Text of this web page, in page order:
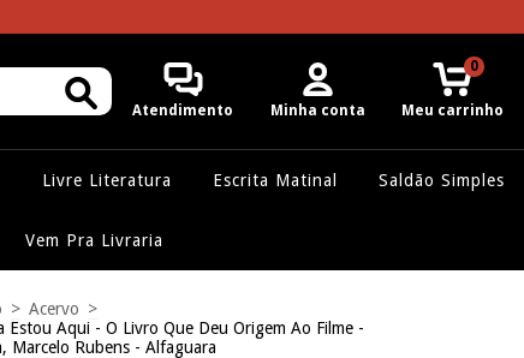
Atendimento Minha conta Meu carrinho
0
Livre Literatura Escrita Matinal Saldão Simples
Vem Pra Livraria
> Acervo >
Estou Aqui - O Livro Que Deu Origem Ao Filme -
Marcelo Rubens - Alfaguara